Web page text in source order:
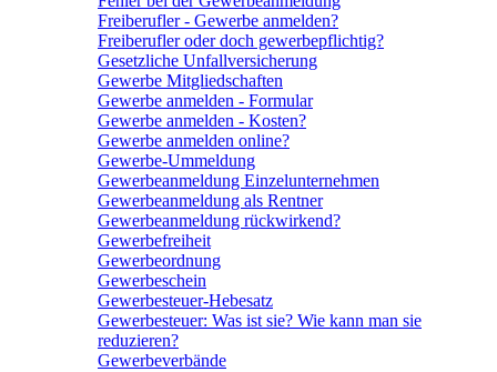
Freiberufler - Gewerbe anmelden?
Freiberufler oder doch gewerbepflichtig?
Gesetzliche Unfallversicherung
Gewerbe Mitgliedschaften
Gewerbe anmelden - Formular
Gewerbe anmelden - Kosten?
Gewerbe anmelden online?
Gewerbe-Ummeldung
Gewerbeanmeldung Einzelunternehmen
Gewerbeanmeldung als Rentner
Gewerbeanmeldung rückwirkend?
Gewerbefreiheit
Gewerbeordnung
Gewerbeschein
Gewerbesteuer-Hebesatz
Gewerbesteuer: Was ist sie? Wie kann man sie
reduzieren?
Gewerbeverbände